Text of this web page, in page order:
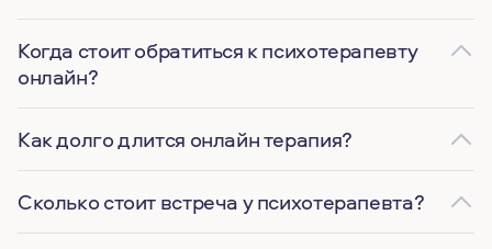
Когда стоит обратиться к психотерапевту
онлайн?
Как долго длится онлайн терапия?
Сколько стоит встреча у психотерапевта?